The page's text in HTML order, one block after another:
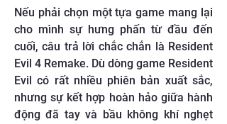
Nếu phải chọn một tựa game mang lại
cho mình sự hưng phấn từ đầu đến
cuối, câu trả lời chắc chắn là Resident
Evil 4 Remake. Dù dòng game Resident
Evil có rất nhiều phiên bản xuất sắc,
nhưng sự kết hợp hoàn hảo giữa hành
động đã tay và bầu không khí nghẹt